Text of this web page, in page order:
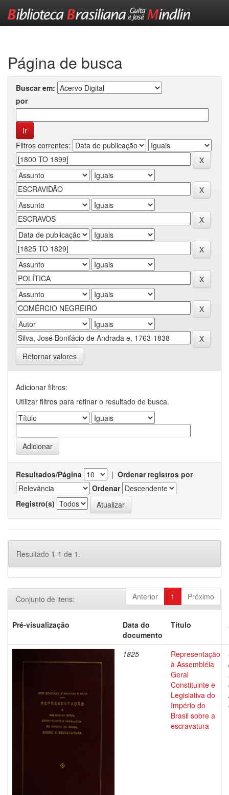
Página de busca
Buscar em:
por
Filtros correntes:
Retornar valores
Adicionar filtros:
Utilizar filtros para refinar o resultado de busca.
Resultados/Página | Ordenar registros por
Ordenar
Registro(s)
Resultado 1-1 de 1.
Anterior 1 Próximo
Conjunto de itens:
Pré-visualização
Data do
documento
Título
1825
Representação
à Assembléia
Geral
Constituinte e
Legislativa do
Império do
Brasil sobre a
escravatura